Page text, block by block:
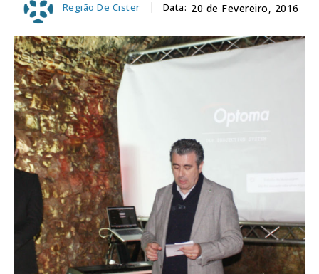
Região De Cister Data: 20 de Fevereiro, 2016